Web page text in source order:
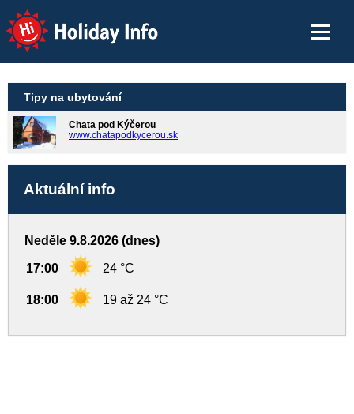
Holiday Info
Tipy na ubytování
Chata pod Kýčerou
www.chatapodkycerou.sk
Aktuální info
Neděle 9.8.2026 (dnes)
17:00 24 °C
18:00 19 až 24 °C